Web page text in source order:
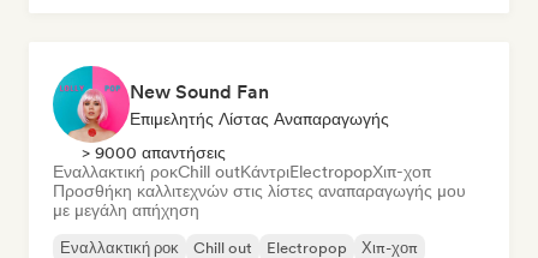
New Sound Fan
Επιμελητής Λίστας Αναπαραγωγής
> 9000 απαντήσεις
Εναλλακτική ροκChill outΚάντριElectropopΧιπ-χοπ
Προσθήκη καλλιτεχνών στις λίστες αναπαραγωγής μου
με μεγάλη απήχηση
Εναλλακτική ροκ Chill out Electropop
Χιπ-χοπ